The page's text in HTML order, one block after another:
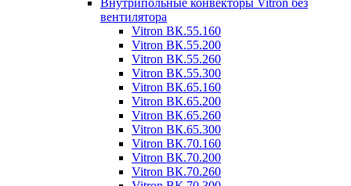
Внутрипольные конвекторы Vitron без
вентилятора
Vitron ВК.55.160
Vitron ВК.55.200
Vitron ВК.55.260
Vitron ВК.55.300
Vitron ВК.65.160
Vitron ВК.65.200
Vitron ВК.65.260
Vitron ВК.65.300
Vitron ВК.70.160
Vitron ВК.70.200
Vitron ВК.70.260